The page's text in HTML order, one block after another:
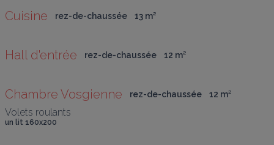
Cuisine rez-de-chaussée 13 m²
Hall d'entrée rez-de-chaussée 12 m²
Chambre Vosgienne rez-de-chaussée 12 m²
Volets roulants
un lit 160x200